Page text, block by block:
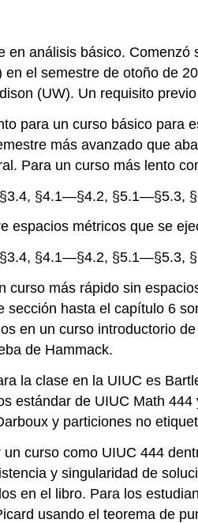
en análisis básico.
el semestre de otoño de
(UW). Un requisito
para un curso básico para
más avanzado que
Para un curso más lento
§4.1—§4.2, §5.1—§5.3,
espacios métricos que se
§4.1—§4.2, §5.1—§5.3,
curso más rápido sin
sección hasta el capítulo 6
en un curso introductorio
de Hammack.
la clase en la UIUC es
estándar de UIUC Math
y particiones no
curso como UIUC 444
y singularidad de
en el libro. Para los
usando el teorema de